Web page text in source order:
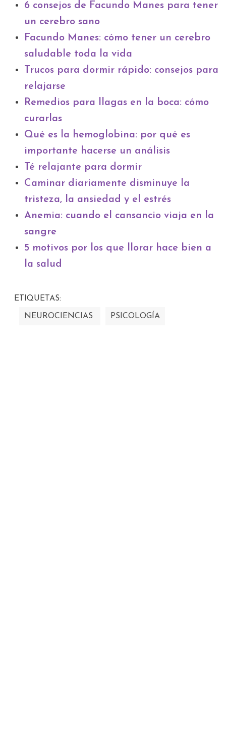
6 consejos de Facundo Manes para tener
un cerebro sano
Facundo Manes: cómo tener un cerebro
saludable toda la vida
Trucos para dormir rápido: consejos para
relajarse
Remedios para llagas en la boca: cómo
curarlas
Qué es la hemoglobina: por qué es
importante hacerse un análisis
Té relajante para dormir
Caminar diariamente disminuye la
tristeza, la ansiedad y el estrés
Anemia: cuando el cansancio viaja en la
sangre
5 motivos por los que llorar hace bien a
la salud
ETIQUETAS:
NEUROCIENCIAS PSICOLOGÍA